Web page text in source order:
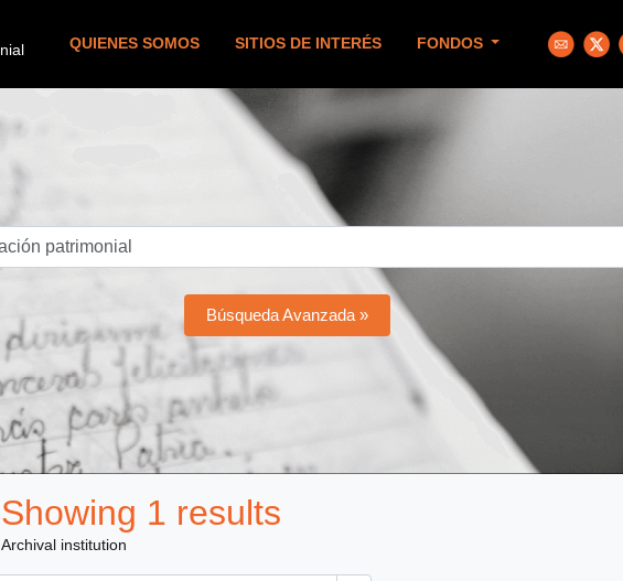
QUIENES SOMOS SITIOS DE INTERÉS FONDOS
Búsqueda Avanzada »
Showing 1 results
Archival institution